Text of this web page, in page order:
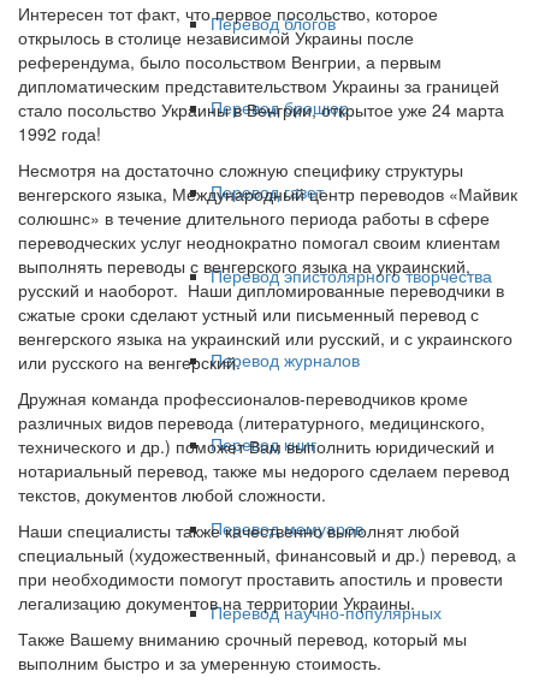
Перевод блогов
Перевод брошюр
Перевод газет
Перевод эпистолярного творчества
Перевод журналов
Перевод книг
Перевод мемуаров
Перевод научно-популярных
Интересен тот факт, что первое посольство, которое
открылось в столице независимой Украины после
референдума, было посольством Венгрии, а первым
дипломатическим представительством Украины за границей
стало посольство Украины в Венгрии, открытое уже 24 марта
1992 года!
Несмотря на достаточно сложную специфику структуры
венгерского языка, Международный центр переводов «Майвик
солюшнс» в течение длительного периода работы в сфере
переводческих услуг неоднократно помогал своим клиентам
выполнять переводы с венгерского языка на украинский,
русский и наоборот. Наши дипломированные переводчики в
сжатые сроки сделают устный или письменный перевод с
венгерского языка на украинский или русский, и с украинского
или русского на венгерский.
Дружная команда профессионалов-переводчиков кроме
различных видов перевода (литературного, медицинского,
технического и др.) поможет Вам выполнить юридический и
нотариальный перевод, также мы недорого сделаем перевод
текстов, документов любой сложности.
Наши специалисты также качественно выполнят любой
специальный (художественный, финансовый и др.) перевод, а
при необходимости помогут проставить апостиль и провести
легализацию документов на территории Украины.
Также Вашему вниманию срочный перевод, который мы
выполним быстро и за умеренную стоимость.